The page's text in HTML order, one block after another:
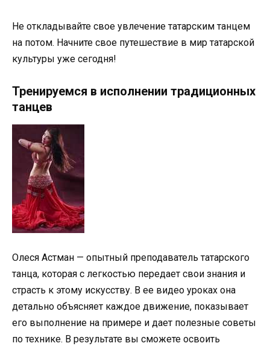
Не откладывайте свое увлечение татарским танцем
на потом. Начните свое путешествие в мир татарской
культуры уже сегодня!
Тренируемся в исполнении традиционных
танцев
Олеся Астман — опытный преподаватель татарского
танца, которая с легкостью передает свои знания и
страсть к этому искусству. В ее видео уроках она
детально объясняет каждое движение, показывает
его выполнение на примере и дает полезные советы
по технике. В результате вы сможете освоить